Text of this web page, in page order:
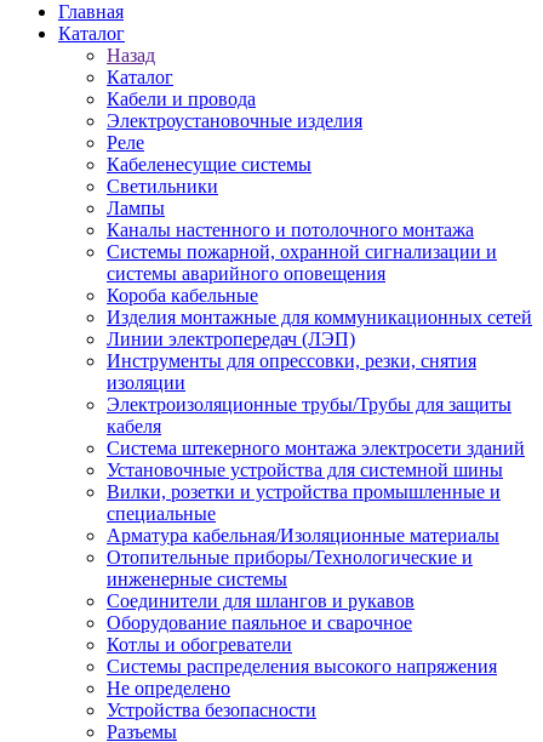
Главная
Каталог
Назад
Каталог
Кабели и провода
Электроустановочные изделия
Реле
Кабеленесущие системы
Светильники
Лампы
Каналы настенного и потолочного монтажа
Системы пожарной, охранной сигнализации и
системы аварийного оповещения
Короба кабельные
Изделия монтажные для коммуникационных сетей
Линии электропередач (ЛЭП)
Инструменты для опрессовки, резки, снятия
изоляции
Электроизоляционные трубы/Трубы для защиты
кабеля
Система штекерного монтажа электросети зданий
Установочные устройства для системной шины
Вилки, розетки и устройства промышленные и
специальные
Арматура кабельная/Изоляционные материалы
Отопительные приборы/Технологические и
инженерные системы
Соединители для шлангов и рукавов
Оборудование паяльное и сварочное
Котлы и обогреватели
Системы распределения высокого напряжения
Не определено
Устройства безопасности
Разъемы